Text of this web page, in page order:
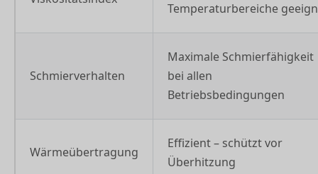
Temperaturbereiche
Schmierverhalten
Maximale Schmierfähigkeit
bei allen
Betriebsbedingungen
Wärmeübertragung
Effizient – schützt vor
Überhitzung